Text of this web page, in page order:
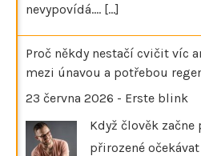
nevypovídá.… [...]
Proč někdy nestačí cvičit víc
mezi únavou a potřebou
23 června 2026 - Erste blink
Když člověk
přirozené